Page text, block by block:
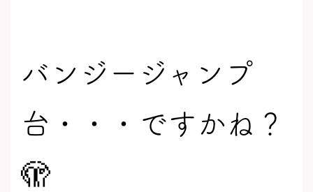
バンジージャンプ
台・・・ですかね？
🫣